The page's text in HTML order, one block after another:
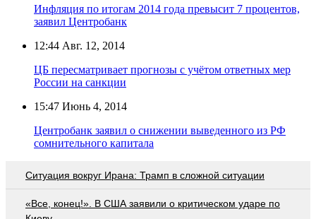
Инфляция по итогам 2014 года превысит 7 процентов,
заявил Центробанк
12:44 Авг. 12, 2014
ЦБ пересматривает прогнозы с учётом ответных мер
России на санкции
15:47 Июнь 4, 2014
Центробанк заявил о снижении выведенного из РФ
сомнительного капитала
Ситуация вокруг Ирана: Трамп в сложной ситуации
«Все, конец!». В США заявили о критическом ударе по